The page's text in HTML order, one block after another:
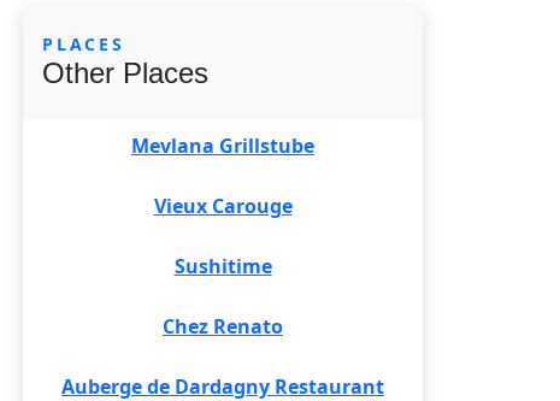
PLACES
Other Places
Mevlana Grillstube
Vieux Carouge
Sushitime
Chez Renato
Auberge de Dardagny Restaurant